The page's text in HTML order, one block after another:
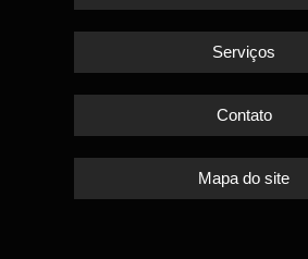
Serviços
Contato
Mapa do site